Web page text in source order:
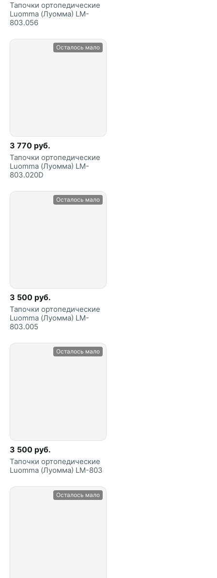
Тапочки ортопедические
Luomma (Луомма) LM-
803.056
Осталось мало
3 770 руб.
Тапочки ортопедические
Luomma (Луомма) LM-
803.020D
Осталось мало
3 500 руб.
Тапочки ортопедические
Luomma (Луомма) LM-
803.005
Осталось мало
3 500 руб.
Тапочки ортопедические
Luomma (Луомма) LM-803
Осталось мало